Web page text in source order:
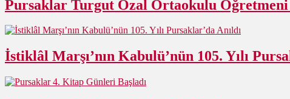
Pursaklar Turgut Özal Ortaokulu
İstiklâl Marşı’nın Kabulü’nün 105. Yılı